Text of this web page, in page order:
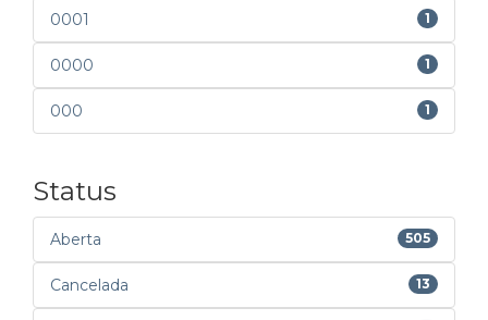
0001 1
0000 1
000 1
Status
Aberta 505
Cancelada 13